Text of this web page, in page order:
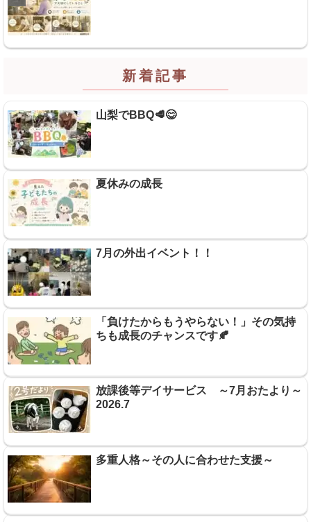
新着記事
山梨でBBQ🥩😋
夏休みの成長
7月の外出イベント！！
「負けたからもうやらない！」その気持
ちも成長のチャンスです🍂
放課後等デイサービス ～7月おたより～
2026.7
多重人格～その人に合わせた支援～